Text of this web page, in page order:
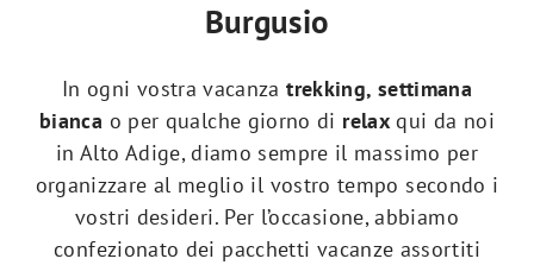
Burgusio
In ogni vostra vacanzatrekking, settimana
bianca o per qualche giorno di relax qui da noi
in Alto Adige, diamo sempre il massimo per
organizzare al meglio il vostro tempo secondo i
vostri desideri. Per l’occasione, abbiamo
confezionato dei pacchetti vacanze assortiti